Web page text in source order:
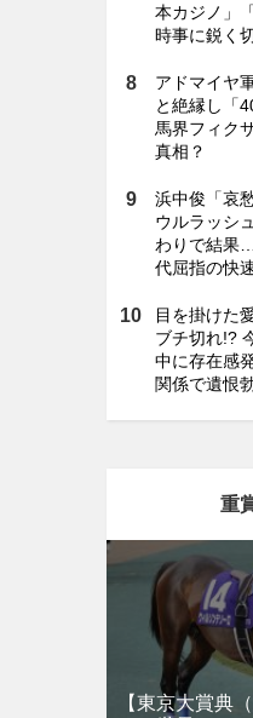
本カジノ」
時事に鋭く
アドマイヤ
と絶縁し「
馬界フィク
真相？
浜中俊「哀
ウルラッシ
わりで結果
代屈指の快
目を掛けた
ブチ切れ!?
中に存在感
関係で遺恨
重
【東京大賞典